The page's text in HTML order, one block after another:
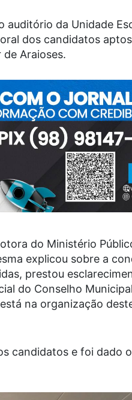
da Unidade
dos candidatos
Araioses.
do Ministério
explicou sobre a
prestou
do Conselho
na organização
candidatos e foi dado